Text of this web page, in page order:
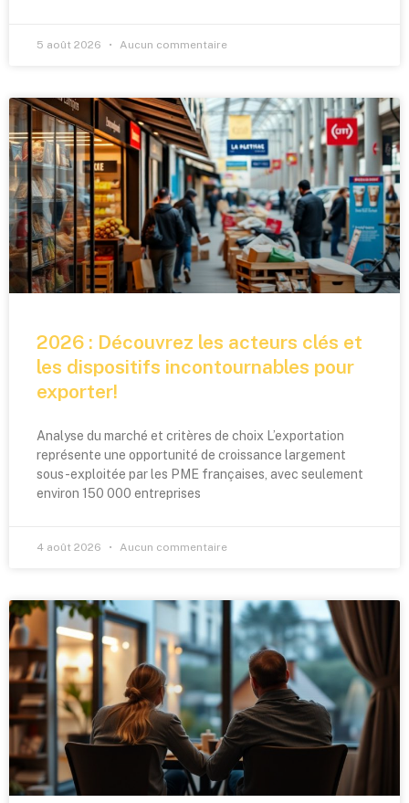
5 août 2026 Aucun commentaire
2026 : Découvrez les acteurs clés et
les dispositifs incontournables pour
exporter!
Analyse du marché et critères de choix L’exportation
représente une opportunité de croissance largement
sous-exploitée par les PME françaises, avec seulement
environ 150 000 entreprises
4 août 2026 Aucun commentaire